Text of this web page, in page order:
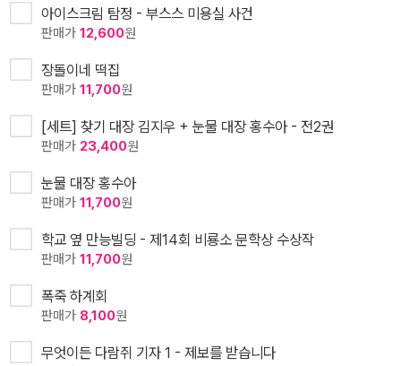
아이스크림 탐정 - 부스스 미용실 사건
판매가 12,600원
장돌이네 떡집
판매가 11,700원
[세트] 찾기 대장 김지우 + 눈물 대장 홍수아 - 전2권
판매가 23,400원
눈물 대장 홍수아
판매가 11,700원
학교 옆 만능빌딩 - 제14회 비룡소 문학상 수상작
판매가 11,700원
폭죽 하계회
판매가 8,100원
무엇이든 다람쥐 기자 1 - 제보를 받습니다